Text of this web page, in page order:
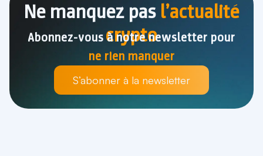
Ne manquez pas l’actualité
crypto
Abonnez-vous à notre newsletter pour
ne rien manquer
S’abonner à la newsletter